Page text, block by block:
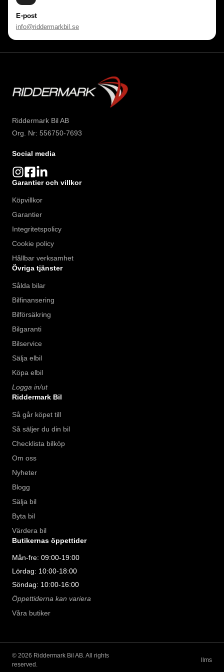
E-post
info@riddermarkbil.se
Riddermark Bil AB
Org. Nr: 556750-7693
Social media
Garantier och villkor
Köpvillkor
Garantier
Integritetspolicy
Cookie policy
Hållbar verksamhet
Övriga tjänster
Sålda bilar
Bilfinansering
Bilförsäkring
Bilgaranti
Bilservice
Sälja elbil
Köpa elbil
Logga in/ut
Riddermark Bil
Så går köpet till
Så säljer du din bil
Checklista bilköp
Om oss
Nyheter
Blogg
Sälja bil
Byta bil
Värdera bil
Butikernas öppettider
Mån-fre: 09:00-19:00
Lördag: 10:00-18:00
Söndag: 10:00-16:00
Öppettiderna kan variera
Våra butiker
© 2026 Riddermark Bil AB. All rights
reserved.
llms